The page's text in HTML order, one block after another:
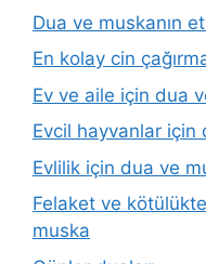
Dua ve muskanın
En kolay cin
Ev ve aile için dua
Evcil hayvanlar için
Evlilik için dua ve
Felaket ve
muska